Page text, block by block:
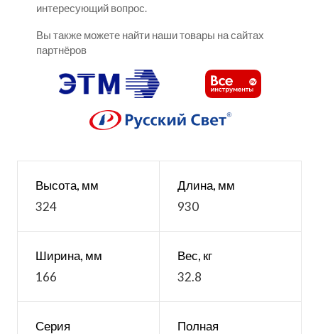
интересующий вопрос.
Вы также можете найти наши товары на сайтах
партнёров
Высота, мм
324
Длина, мм
930
Ширина, мм
166
Вес, кг
32.8
Серия
Полная